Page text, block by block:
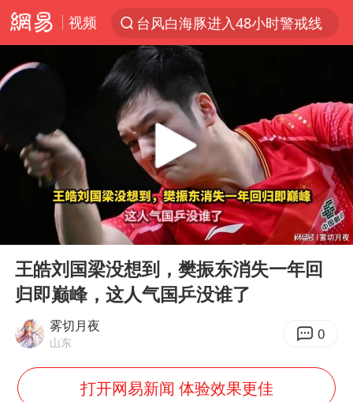
视频
台风白海豚进入48小时警戒线
中方回应是否在太平洋海底开采稀土
宇树科技发行价格150.80元/股
看守所辅警收受10万获刑1年
宇树科技王兴兴身家有望超200亿元
五粮液渠道价一箱上涨近百元
CIA被曝已秘密设立古巴工作组
U17国足1分钟轰2球
泰国一女公务员妆容引争议 本人回应
Play
00:00 06:06
王皓刘国梁没想到，樊振东消失一年回
归即巅峰，这人气国乒没谁了
雾切月夜
山东 0
打开网易新闻 体验效果更佳